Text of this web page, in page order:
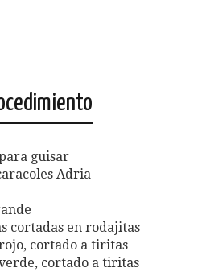
guisar
Adria
cortadas en rodajitas
cortado a tiritas
cortado a tiritas